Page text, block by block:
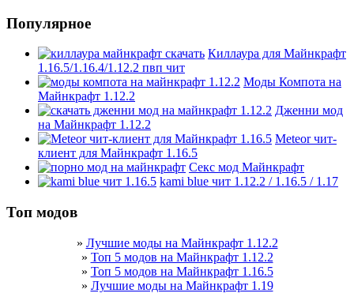
Популярное
Киллаура для Майнкрафт
1.16.5/1.16.4/1.12.2 пвп чит
Моды Компота на
Майнкрафт 1.12.2
Дженни мод
на Майнкрафт 1.12.2
Meteor чит-
клиент для Майнкрафт 1.16.5
Секс мод Майнкрафт
kami blue чит 1.12.2 / 1.16.5 / 1.17
Топ модов
» Лучшие моды на Майнкрафт 1.12.2
» Топ 5 модов на Майнкрафт 1.12.2
» Топ 5 модов на Майнкрафт 1.16.5
» Лучшие моды на Майнкрафт 1.19